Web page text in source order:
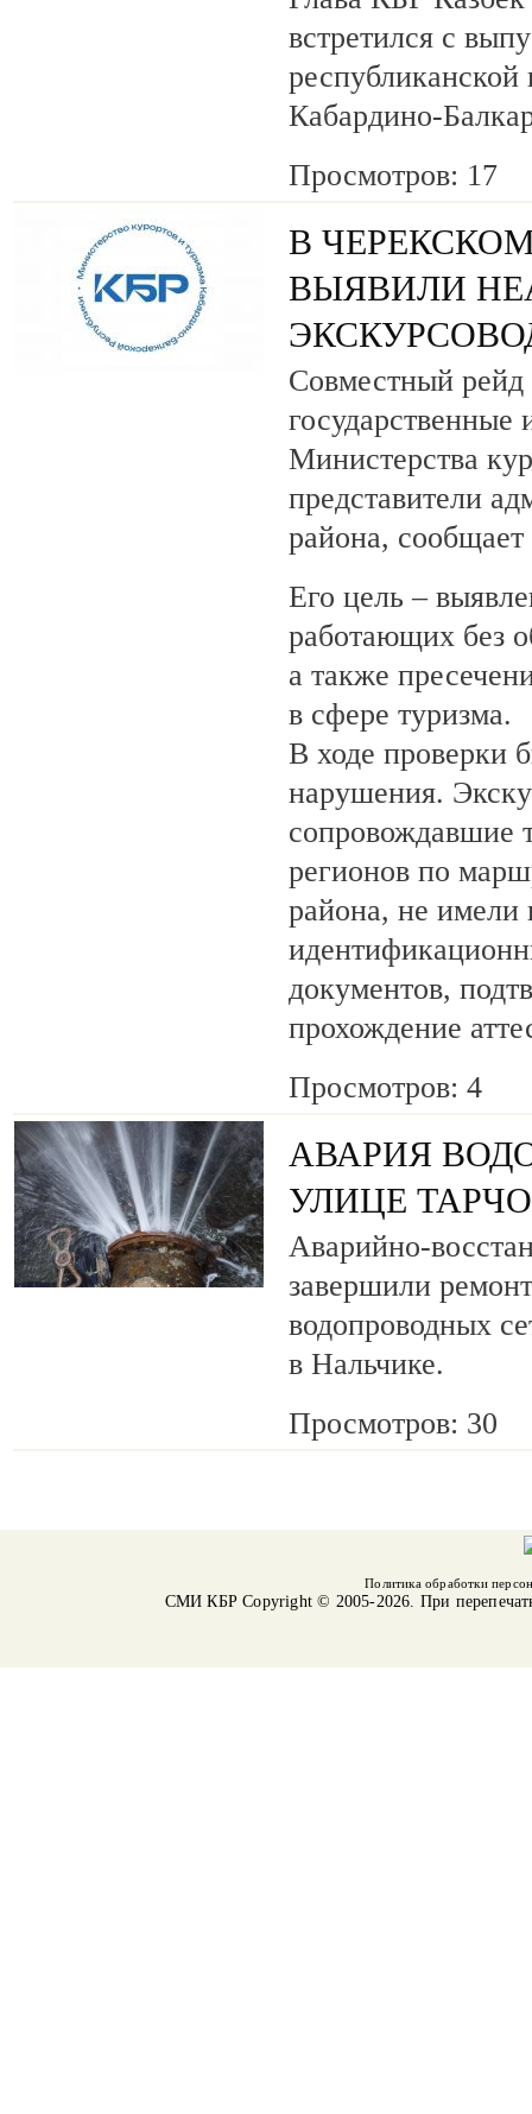
встретился с
Кабардино-
Просмотров: 17
В
ВЫЯВИЛИ
Совместный рейд
государственные
Министерства
представители
района,
Его цель –
работающих без
а также
в сфере туризма.
В ходе проверки
нарушения.
сопровождавшие
регионов по
района, не имели
документов,
прохождение
Просмотров: 4
АВАРИЯ
УЛИЦЕ
Аварийно-
завершили
водопроводных
в Нальчике.
Просмотров: 30
Политика обработки
СМИ КБРCopyright © 2005-2026. При